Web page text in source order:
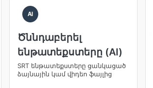
AI
Ծննդաբերել
ենթատեքստերը (AI)
SRT ենթատեքստերը ցանկացած
ձայնային կամ վիդեո ֆայլից